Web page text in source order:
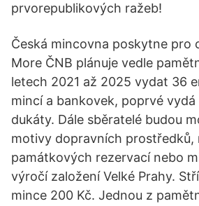
prvorepublikových ražeb!
Česká mincovna poskytne pro
More ČNB plánuje vedle
letech 2021 až 2025 vydat 36
mincí a bankovek, poprvé vydá
dukáty. Dále sběratelé budou
motivy dopravních prostředků,
památkových rezervací nebo
výročí založení Velké Prahy.
mince 200 Kč. Jednou z